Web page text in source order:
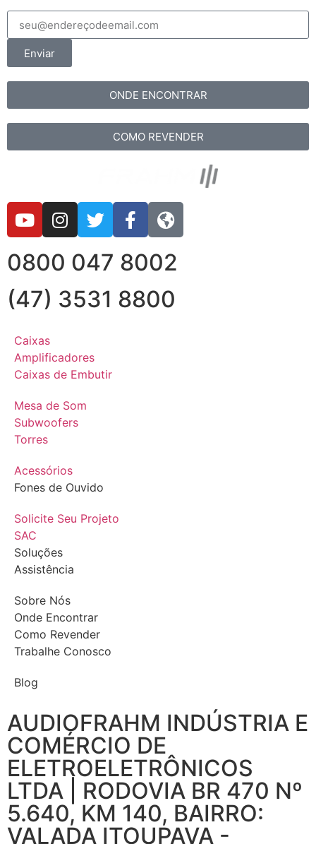
Enviar
ONDE ENCONTRAR
COMO REVENDER
0800 047 8002
(47) 3531 8800
Caixas
Amplificadores
Caixas de Embutir
Mesa de Som
Subwoofers
Torres
Acessórios
Fones de Ouvido
Solicite Seu Projeto
SAC
Soluções
Assistência
Sobre Nós
Onde Encontrar
Como Revender
Trabalhe Conosco
Blog
AUDIOFRAHM INDÚSTRIA E
COMÉRCIO DE
ELETROELETRÔNICOS
LTDA | RODOVIA BR 470 Nº
5.640, KM 140, BAIRRO:
VALADA ITOUPAVA -